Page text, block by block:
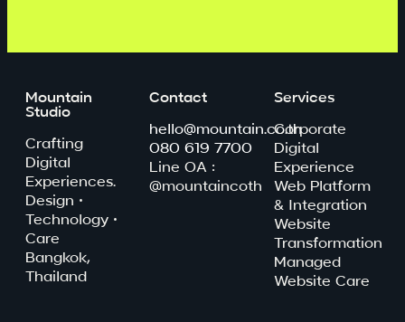
Mountain
Studio
Crafting
Digital
Experiences.
Design ·
Technology ·
Care
Bangkok,
Thailand
Contact
hello@mountain.co.th
080 619 7700
Line OA :
@mountaincoth
Services
Corporate
Digital
Experience
Web Platform
& Integration
Website
Transformation
Managed
Website Care